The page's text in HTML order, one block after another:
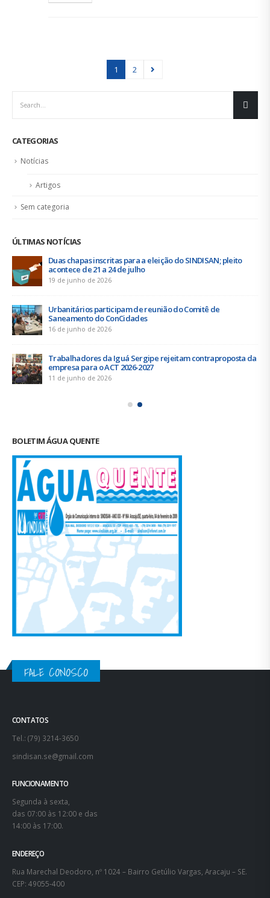
1 2
CATEGORIAS
Notícias
Artigos
Sem categoria
ÚLTIMAS NOTÍCIAS
Duas chapas inscritas para a eleição do SINDISAN; pleito
acontece de 21 a 24 de julho
19 de junho de 2026
Urbanitários participam de reunião do Comitê de
Saneamento do ConCidades
16 de junho de 2026
Trabalhadores da Iguá Sergipe rejeitam contraproposta da
empresa para o ACT 2026-2027
11 de junho de 2026
BOLETIM ÁGUA QUENTE
FALE CONOSCO
CONTATOS
Tel.: (79) 3214-3650
sindisan.se@gmail.com
FUNCIONAMENTO
Segunda à sexta,
das 07:00 às 12:00 e das
14:00 às 17:00.
ENDEREÇO
Rua Marechal Deodoro, nº 1024 – Bairro Getúlio Vargas, Aracaju – SE.
CEP: 49055-400